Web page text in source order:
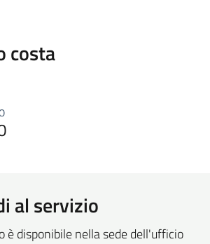
costa
al servizio
è disponibile nella sede dell'ufficio